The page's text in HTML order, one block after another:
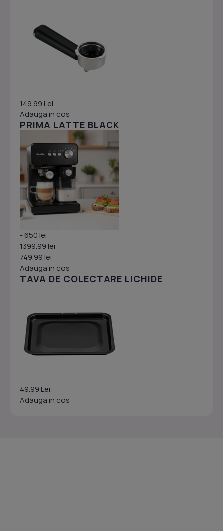
149.99 Lei
Adauga in cos
PRIMA LATTE BLACK
- 650 lei
1399.99 lei
749.99 lei
Adauga in cos
TAVA DE COLECTARE LICHIDE
49.99 Lei
Adauga in cos